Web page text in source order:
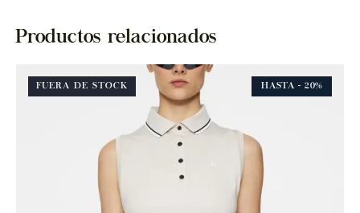
Productos relacionados
FUERA DE STOCK HASTA - 20%